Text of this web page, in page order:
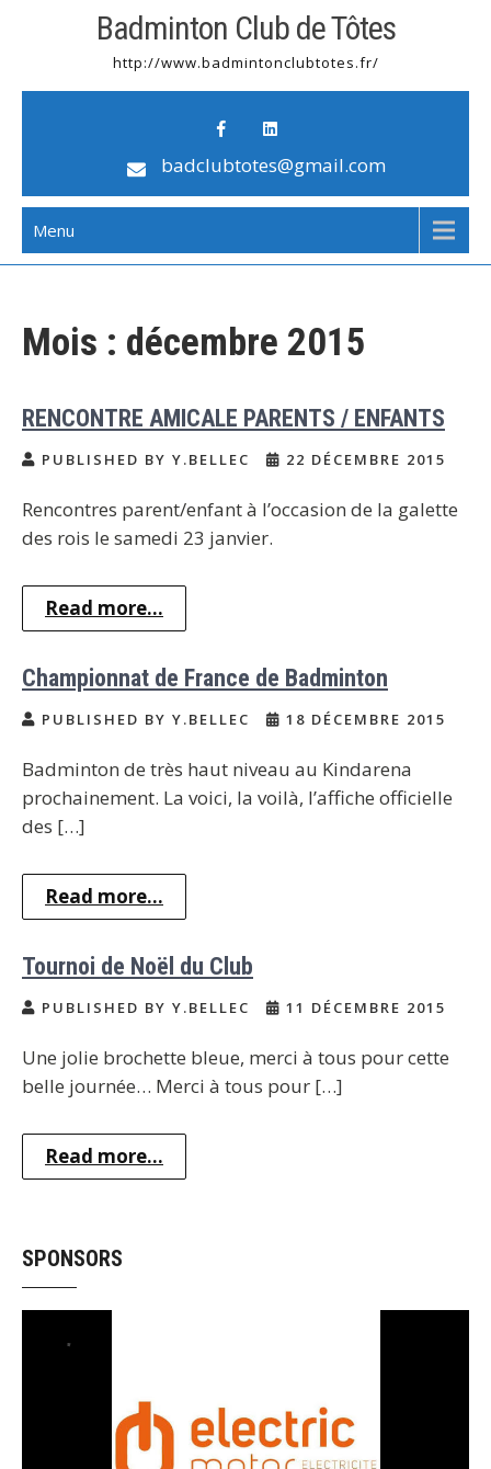
Badminton Club de Tôtes
http://www.badmintonclubtotes.fr/
badclubtotes@gmail.com
Menu
Mois : décembre 2015
RENCONTRE AMICALE PARENTS / ENFANTS
PUBLISHED BY Y.BELLEC 22 DÉCEMBRE 2015
Rencontres parent/enfant à l’occasion de la galette
des rois le samedi 23 janvier.
Read more...
Championnat de France de Badminton
PUBLISHED BY Y.BELLEC 18 DÉCEMBRE 2015
Badminton de très haut niveau au Kindarena
prochainement. La voici, la voilà, l’affiche officielle
des […]
Read more...
Tournoi de Noël du Club
PUBLISHED BY Y.BELLEC 11 DÉCEMBRE 2015
Une jolie brochette bleue, merci à tous pour cette
belle journée… Merci à tous pour […]
Read more...
SPONSORS